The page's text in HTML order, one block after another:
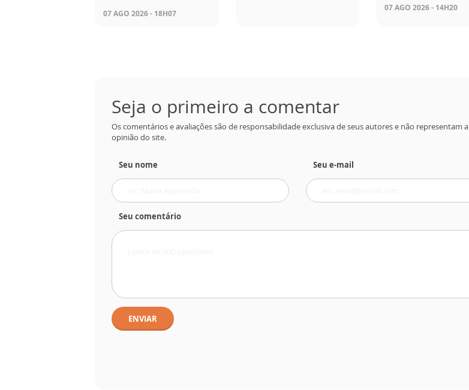
07 AGO 2026 - 18H07
07 AGO 2026 - 14H20
Seja o primeiro a comentar
Os comentários e avaliações são de responsabilidade exclusiva de seus autores e não representam a
opinião do site.
Seu nome Seu e-mail
Seu comentário
ENVIAR